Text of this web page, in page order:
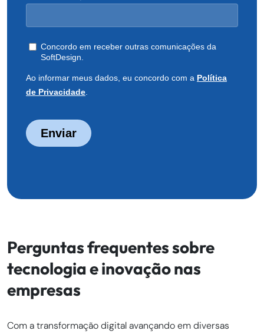
Perguntas frequentes sobre
tecnologia e inovação nas
empresas
Com a transformação digital avançando em diversas